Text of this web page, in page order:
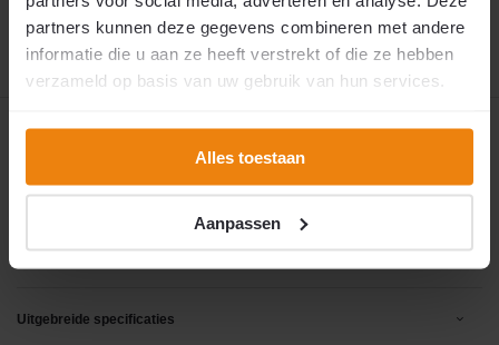
partners kunnen deze gegevens combineren met andere
informatie die u aan ze heeft verstrekt of die ze hebben
verzameld op basis van uw gebruik van hun services.
Alles toestaan
Aanpassen
🚚 Verwachte verzending:12 oktober 2026
Productomschrijving
Reviews
Uitgebreide specificaties